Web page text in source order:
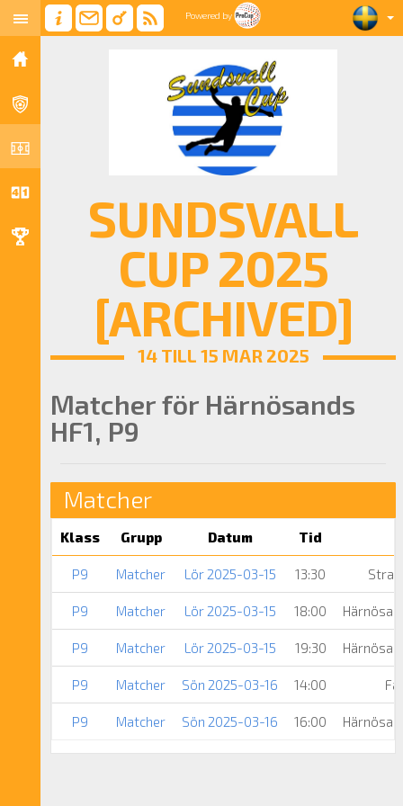
Powered by
SUNDSVALL
CUP 2025
[ARCHIVED]
14 TILL 15 MAR 2025
Matcher för Härnösands
HF1, P9
Matcher
Klass Grupp Datum Tid
P9 Matcher Lör 2025-03-15 13:30
P9 Matcher Lör 2025-03-15 18:00
P9 Matcher Lör 2025-03-15 19:30
P9 Matcher Sön 2025-03-16 14:00
P9 Matcher Sön 2025-03-16 16:00